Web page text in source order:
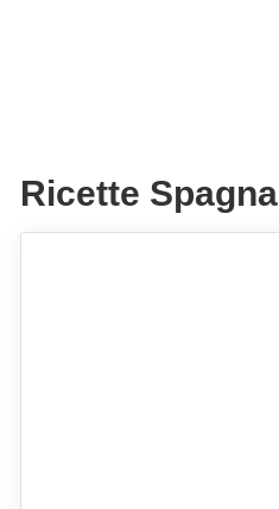
Ricette Spagna